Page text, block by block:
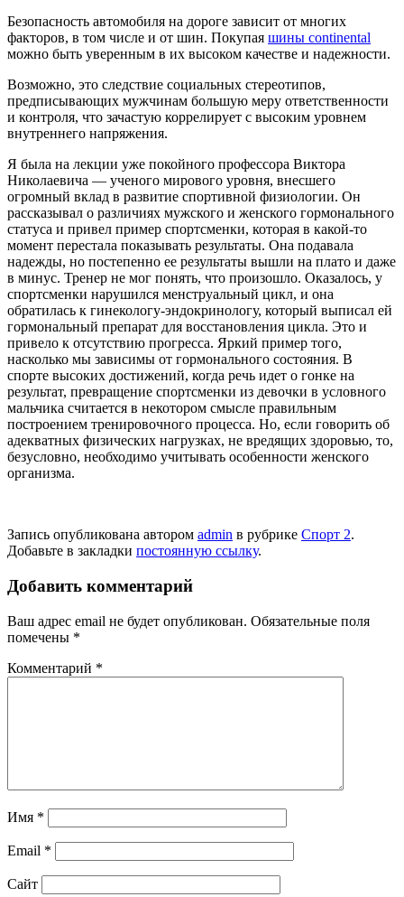
Безопасность автомобиля на дороге зависит от многих
факторов, в том числе и от шин. Покупая шины continental
можно быть уверенным в их высоком качестве и надежности.
Возможно, это следствие социальных стереотипов,
предписывающих мужчинам большую меру ответ­ственности
и контроля, что зачастую коррелирует с высоким уровнем
внутреннего напряжения.
Я была на лекции уже покойного профессора Викто­ра
Николаевича — ученого мирового уров­ня, внесшего
огромный вклад в развитие спортивной физиологии. Он
рассказывал о различиях мужского и женского гормонального
статуса и привел пример спортсменки, которая в какой-то
момент перестала по­казывать результаты. Она подавала
надежды, но по­степенно ее результаты вышли на плато и даже
в ми­нус. Тренер не мог понять, что произошло. Оказалось, у
спортсменки нарушился менструальный цикл, и она
обратилась к гинекологу-эндокринологу, который вы­писал ей
гормональный препарат для восстановления цикла. Это и
привело к отсутствию прогресса. Яркий пример того,
насколько мы зависимы от гормонально­го состояния. В
спорте высоких достижений, когда речь идет о гонке на
результат, превращение спортсменки из девочки в условного
мальчика считается в некотором смысле правильным
построением тренировочного про­цесса. Но, если говорить об
адекватных физических на­грузках, не вредящих здоровью, то,
безусловно, необхо­димо учитывать особенности женского
организма.
Запись опубликована автором admin в рубрике Спорт 2.
Добавьте в закладки постоянную ссылку.
Добавить комментарий
Ваш адрес email не будет опубликован. Обязательные поля
помечены *
Комментарий *
Имя *
Email *
Сайт